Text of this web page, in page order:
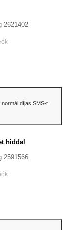
2621402
díjas SMS-t
hiddal
2591566